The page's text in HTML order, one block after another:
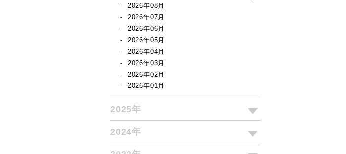
2026年08月
2026年07月
2026年06月
2026年05月
2026年04月
2026年03月
2026年02月
2026年01月
2025年
2024年